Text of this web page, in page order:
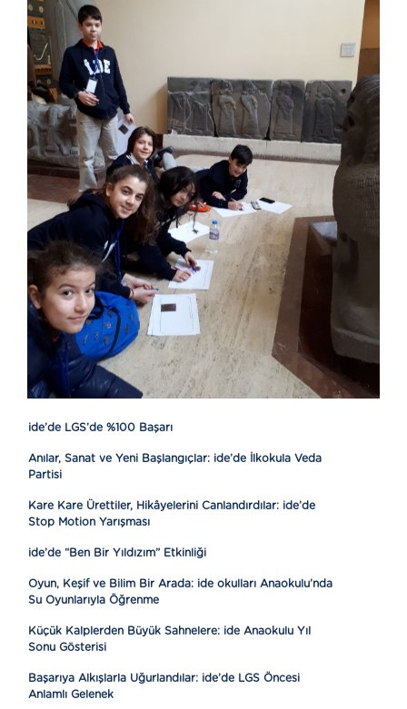
ide’de LGS’de %100 Başarı
Anılar, Sanat ve Yeni Başlangıçlar: ide’de İlkokula Veda
Partisi
Kare Kare Ürettiler, Hikâyelerini Canlandırdılar: ide’de
Stop Motion Yarışması
ide’de “Ben Bir Yıldızım” Etkinliği
Oyun, Keşif ve Bilim Bir Arada: ide okulları Anaokulu’nda
Su Oyunlarıyla Öğrenme
Küçük Kalplerden Büyük Sahnelere: ide Anaokulu Yıl
Sonu Gösterisi
Başarıya Alkışlarla Uğurlandılar: ide’de LGS Öncesi
Anlamlı Gelenek